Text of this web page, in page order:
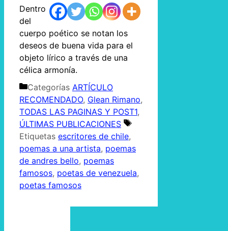
Dentro
del
cuerpo poético se notan los
deseos de buena vida para el
objeto lírico a través de una
célica armonía.
Categorías ARTÍCULO
RECOMENDADO, Glean Rimano,
TODAS LAS PAGINAS Y POST1,
ÚLTIMAS PUBLICACIONES
Etiquetas escritores de chile,
poemas a una artista, poemas
de andres bello, poemas
famosos, poetas de venezuela,
poetas famosos